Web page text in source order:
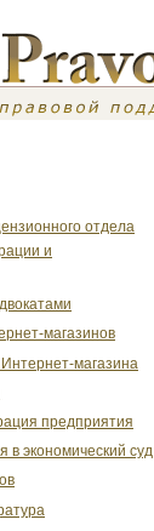
отдела
и
магазинов
магазина
предприятия
в экономический суд